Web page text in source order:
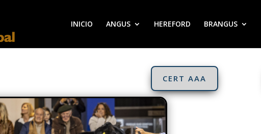
INICIO ANGUS HEREFORD BRANGUS
CERT AAA